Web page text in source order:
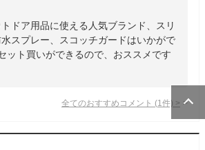
ドア用品に使える人気ブランド、スリ
スプレー、スコッチガードはいかがで
ット買いができるので、おススメです
全てのおすすめコメント (1 件) >